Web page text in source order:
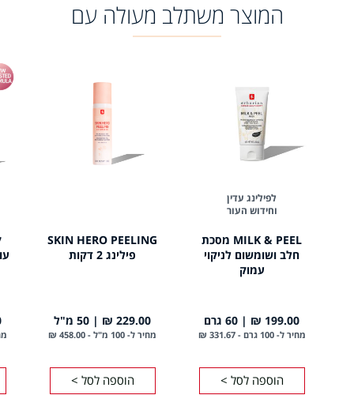
המוצר משתלב מעולה עם
לפילינג עדין
וחידוש העור
MILK & PEEL מסכת
חלב ושומשום לניקוי
עמוק
199.00 ₪ 60 גרם
מחיר ל- 100 גרם -
331.67 ₪
הוספה לסל >
SKIN HERO PEELING
פילינג 2 דקות
229.00 ₪ 50 מ"ל
מחיר ל- 100 מ"ל -
458.00 ₪
הוספה לסל >